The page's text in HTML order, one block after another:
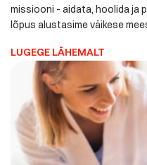
missiooni - aidata, hoolida ja
lõpus alustasime väikese
ühendasime teadmishimu, aja
osutama hädavajalikku
LUGEGE LÄHEMALT